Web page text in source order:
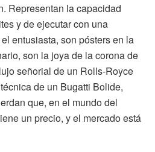
Representan la capacidad
y de ejecutar con una
entusiasta, son pósters en la
son la joya de la corona de
señorial de un Rolls-Royce
de un Bugatti Bolide,
que, en el mundo del
un precio, y el mercado está